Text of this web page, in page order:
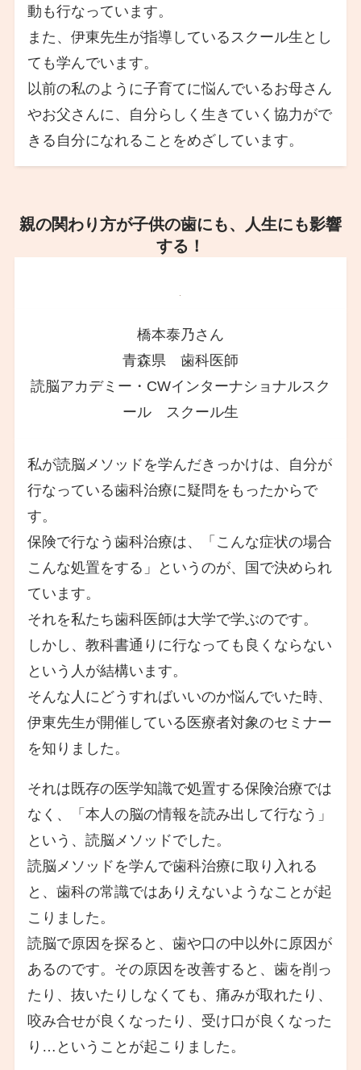
動も行なっています。
また、伊東先生が指導しているスクール生とし
ても学んでいます。
以前の私のように子育てに悩んでいるお母さん
やお父さんに、自分らしく生きていく協力がで
きる自分になれることをめざしています。
親の関わり方が子供の歯にも、人生にも影響
する！
橋本泰乃さん
青森県 歯科医師
読脳アカデミー・CWインターナショナルスク
ール スクール生
私が読脳メソッドを学んだきっかけは、自分が
行なっている歯科治療に疑問をもったからで
す。
保険で行なう歯科治療は、「こんな症状の場合
こんな処置をする」というのが、国で決められ
ています。
それを私たち歯科医師は大学で学ぶのです。
しかし、教科書通りに行なっても良くならない
という人が結構います。
そんな人にどうすればいいのか悩んでいた時、
伊東先生が開催している医療者対象のセミナー
を知りました。
それは既存の医学知識で処置する保険治療では
なく、「本人の脳の情報を読み出して行なう」
という、読脳メソッドでした。
読脳メソッドを学んで歯科治療に取り入れる
と、歯科の常識ではありえないようなことが起
こりました。
読脳で原因を探ると、歯や口の中以外に原因が
あるのです。その原因を改善すると、歯を削っ
たり、抜いたりしなくても、痛みが取れたり、
咬み合せが良くなったり、受け口が良くなった
り…ということが起こりました。